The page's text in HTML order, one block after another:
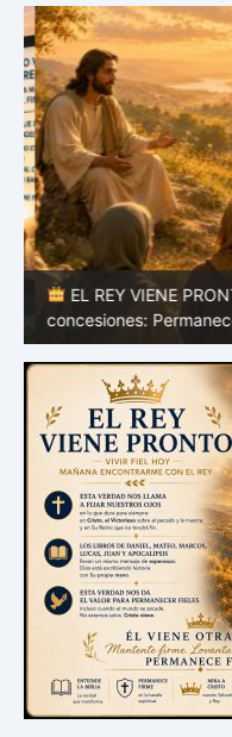
EL REY VIENE
concesiones: